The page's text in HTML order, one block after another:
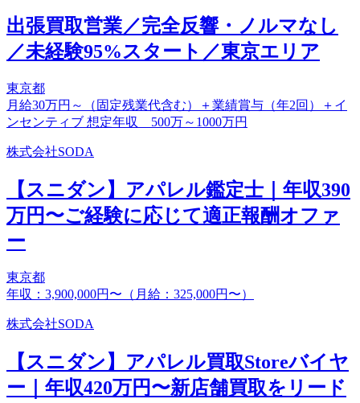
出張買取営業／完全反響・ノルマなし
／未経験95%スタート／東京エリア
東京都
月給30万円～（固定残業代含む）＋業績賞与（年2回）＋イ
ンセンティブ 想定年収 500万～1000万円
株式会社SODA
【スニダン】アパレル鑑定士｜年収390
万円〜ご経験に応じて適正報酬オファ
ー
東京都
年収：3,900,000円〜（月給：325,000円〜）
株式会社SODA
【スニダン】アパレル買取Storeバイヤ
ー｜年収420万円〜新店舗買取をリード